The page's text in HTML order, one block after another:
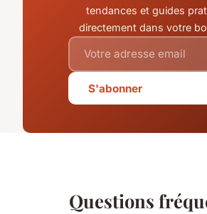
tendances et guides
directement dans votre
S'abonner
Questions